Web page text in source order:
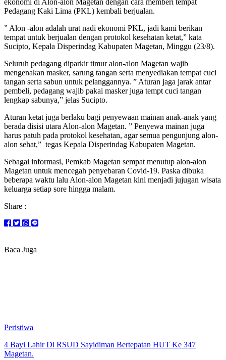
Pedagang Kaki Lima (PKL) kembali berjualan.
” Alon -alon adalah urat nadi ekonomi PKL, jadi kami berikan
tempat untuk berjualan dengan protokol kesehatan ketat,” kata
Sucipto, Kepala Disperindag Kabupaten Magetan, Minggu (23/8).
Seluruh pedagang diparkir timur alon-alon Magetan wajib
mengenakan masker, sarung tangan serta menyediakan tempat cuci
tangan serta sabun untuk pelanggannya. ” Aturan jaga jarak antar
pembeli, pedagang wajib pakai masker juga tempt cuci tangan
lengkap sabunya,” jelas Sucipto.
Aturan ketat juga berlaku bagi penyewaan mainan anak-anak yang
berada disisi utara Alon-alon Magetan. ” Penyewa mainan juga
harus patuh pada protokol kesehatan, agar semua pengunjung alon-
alon sehat,” tegas Kepala Disperindag Kabupaten Magetan.
Sebagai informasi, Pemkab Magetan sempat menutup alon-alon
Magetan untuk mencegah penyebaran Covid-19. Paska dibuka
beberapa waktu lalu Alon-alon Magetan kini menjadi jujugan wisata
keluarga setiap sore hingga malam.
Share :
Baca Juga
Peristiwa
4 Bayi Lahir Di RSUD Sayidiman Bertepatan HUT Ke 347
Magetan.